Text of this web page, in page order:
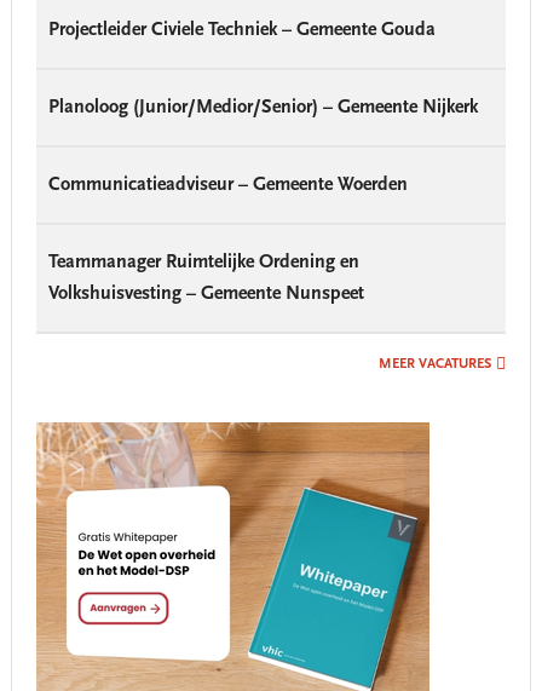
Projectleider Civiele Techniek – Gemeente Gouda
Planoloog (Junior/Medior/Senior) – Gemeente Nijkerk
Communicatieadviseur – Gemeente Woerden
Teammanager Ruimtelijke Ordening en
Volkshuisvesting – Gemeente Nunspeet
MEER VACATURES